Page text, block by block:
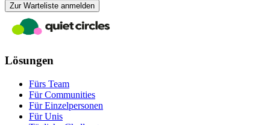
Zur Warteliste anmelden
Lösungen
Fürs Team
Für Communities
Für Einzelpersonen
Für Unis